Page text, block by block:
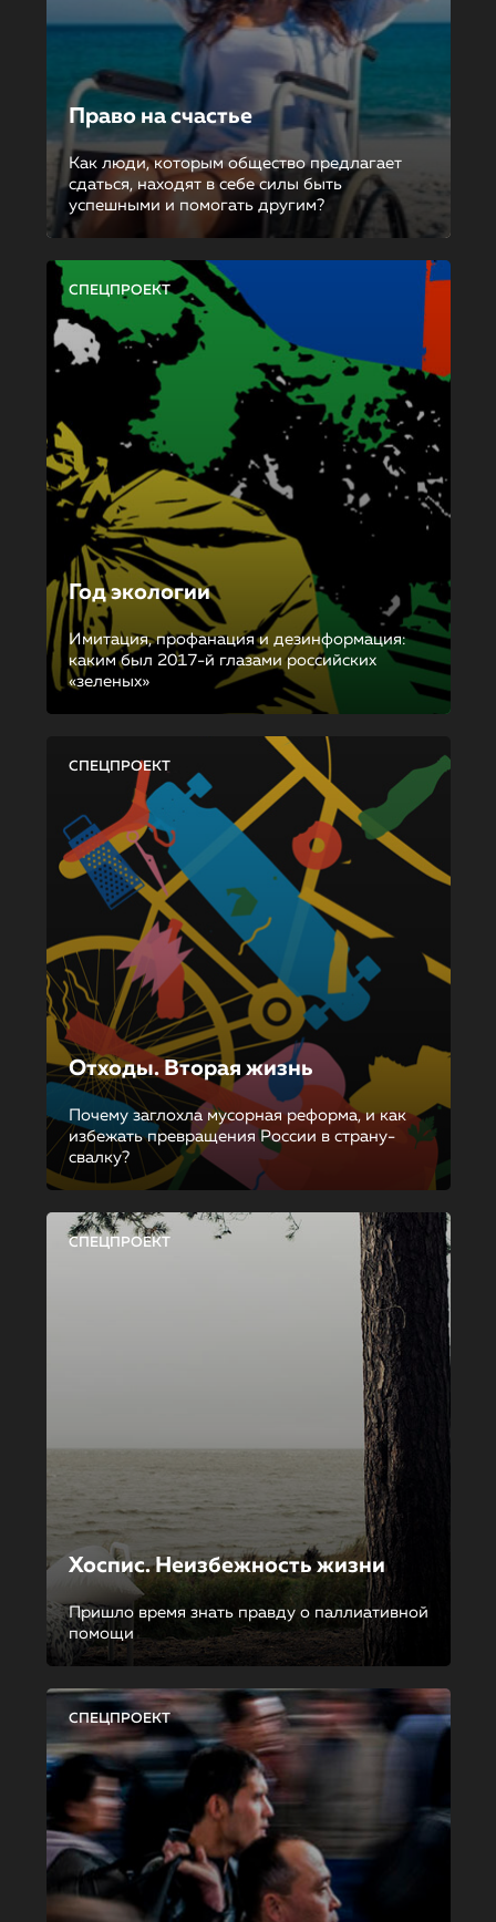
Право на счастье
Как люди, которым общество предлагает
сдаться, находят в себе силы быть
успешными и помогать другим?
СПЕЦПРОЕКТ
Год экологии
Имитация, профанация и дезинформация:
каким был 2017-й глазами российских
«зеленых»
СПЕЦПРОЕКТ
Отходы. Вторая жизнь
Почему заглохла мусорная реформа, и как
избежать превращения России в страну-
свалку?
СПЕЦПРОЕКТ
Хоспис. Неизбежность жизни
Пришло время знать правду о паллиативной
помощи
СПЕЦПРОЕКТ